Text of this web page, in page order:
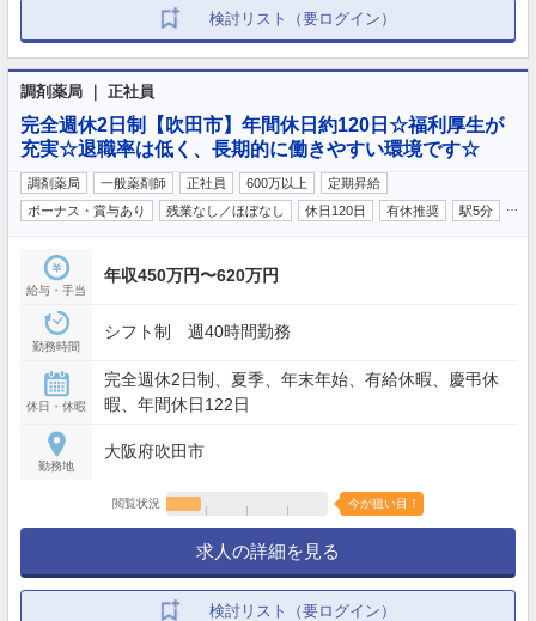
検討リスト（要ログイン）
調剤薬局 ｜ 正社員
完全週休2日制【吹田市】年間休日約120日☆福利厚生が
充実☆退職率は低く、長期的に働きやすい環境です☆
調剤薬局 一般薬剤師 正社員 600万以上
定期昇給
ボーナス・賞与あり
残業なし／ほぼなし 休日120日 有休推奨 駅5分
給与・手当
年収450万円〜620万円
勤務時間
シフト制 週40時間勤務
休日・休暇
完全週休2日制、夏季、年末年始、有給休暇、慶弔休
暇、年間休日122日
勤務地
大阪府吹田市
閲覧状況 今が狙い目！
求人の詳細を見る
検討リスト（要ログイン）